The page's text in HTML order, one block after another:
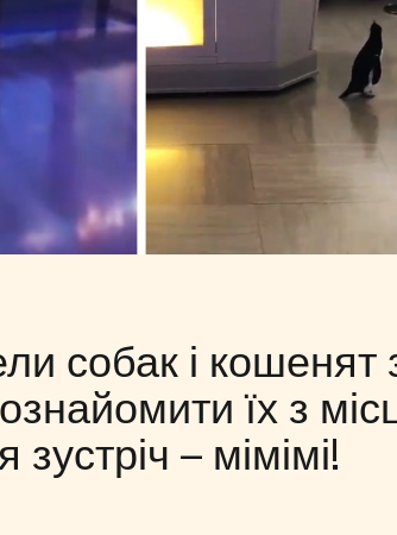
собак і кошенят
їх з
– мімімі!